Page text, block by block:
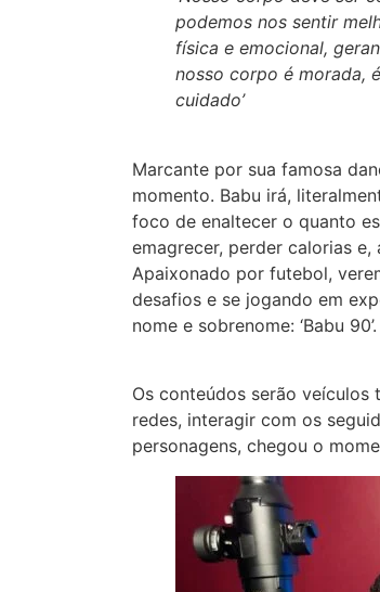
podemos nos sentir
física e emocional,
nosso corpo é morada,
cuidado’
Marcante por sua famosa
momento. Babu irá,
foco de enaltecer o quanto
emagrecer, perder calorias
Apaixonado por futebol,
desafios e se jogando em
nome e sobrenome: ‘Babu
Os conteúdos serão veículos
redes, interagir com os
personagens, chegou o